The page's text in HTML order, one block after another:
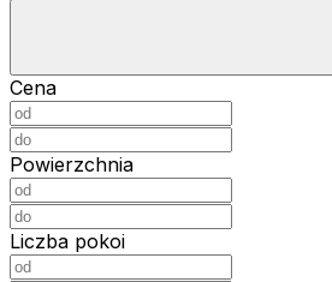
Cena
Powierzchnia
Liczba pokoi